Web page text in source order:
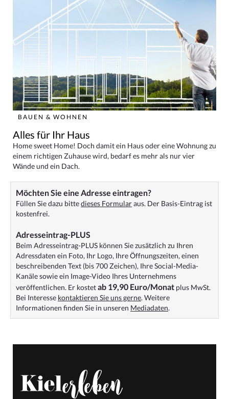
BAUEN & WOHNEN
Alles für Ihr Haus
Home sweet Home! Doch damit ein Haus oder eine Wohnung zu
einem richtigen Zuhause wird, bedarf es mehr als nur vier
Wände und ein Dach.
Möchten Sie eine Adresse eintragen?
Füllen Sie dazu bittedieses Formularaus. Der Basis-Eintrag ist
kostenfrei.
Adresseintrag-PLUS
Beim Adresseintrag-PLUS können Sie zusätzlich zu Ihren
Adressdaten ein Foto, Ihr Logo, Ihre Öffnungszeiten, einen
beschreibenden Text (bis 700 Zeichen), Ihre Social-Media-
Kanäle sowie ein Image-Video Ihres Unternehmens
veröffentlichen. Er kostetab 19,90 Euro/Monat plus MwSt.
Bei Interesse kontaktieren Sie uns gerne. Weitere
Informationen finden Sie in unseren Mediadaten.